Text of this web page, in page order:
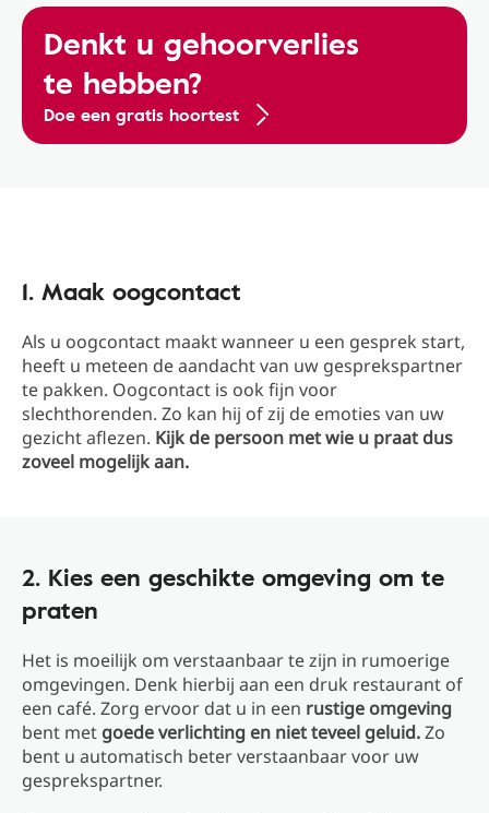
Denkt u gehoorverlies
te hebben?
Doe een gratis hoortest
1. Maak oogcontact
Als u oogcontact maakt wanneer u een gesprek start,
heeft u meteen de aandacht van uw gesprekspartner
te pakken. Oogcontact is ook fijn voor
slechthorenden. Zo kan hij of zij de emoties van uw
gezicht aflezen. Kijk de persoon met wie u praat dus
zoveel mogelijk aan.
2. Kies een geschikte omgeving om te
praten
Het is moeilijk om verstaanbaar te zijn in rumoerige
omgevingen. Denk hierbij aan een druk restaurant of
een café. Zorg ervoor dat u in een rustige omgeving
bent met goede verlichting en niet teveel geluid.Zo
bent u automatisch beter verstaanbaar voor uw
gesprekspartner.